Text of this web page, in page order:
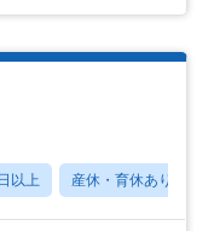
以上 産休・育休あり